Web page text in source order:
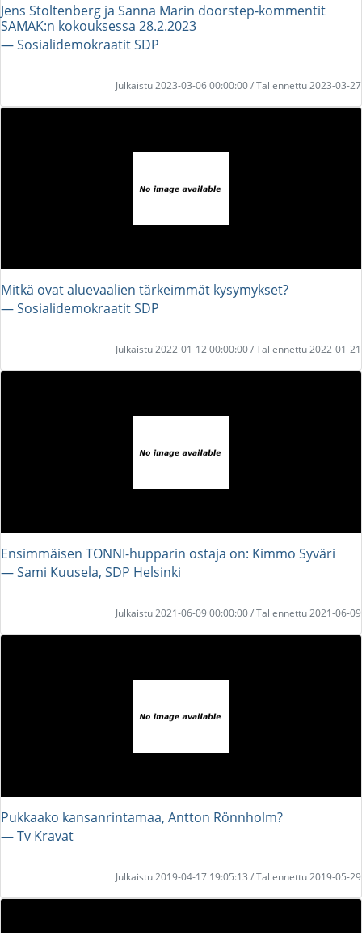
Jens Stoltenberg ja Sanna Marin doorstep-kommentit
SAMAK:n kokouksessa 28.2.2023
― Sosialidemokraatit SDP
Julkaistu 2023-03-06 00:00:00 / Tallennettu 2023-03-27
Mitkä ovat aluevaalien tärkeimmät kysymykset?
― Sosialidemokraatit SDP
Julkaistu 2022-01-12 00:00:00 / Tallennettu 2022-01-21
Ensimmäisen TONNI-hupparin ostaja on: Kimmo Syväri
― Sami Kuusela, SDP Helsinki
Julkaistu 2021-06-09 00:00:00 / Tallennettu 2021-06-09
Pukkaako kansanrintamaa, Antton Rönnholm?
― Tv Kravat
Julkaistu 2019-04-17 19:05:13 / Tallennettu 2019-05-29